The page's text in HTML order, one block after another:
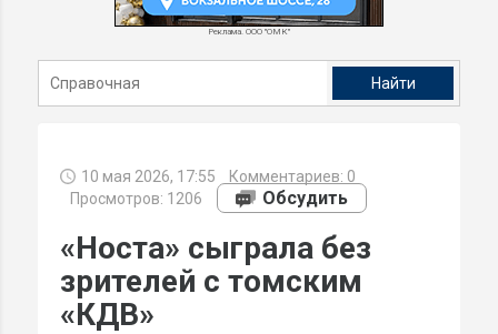
Реклама. ООО "ОМК"
10 мая 2026, 17:55 Комментариев: 0
Просмотров: 1206
Обсудить
«Носта» сыграла без
зрителей с томским
«КДВ»